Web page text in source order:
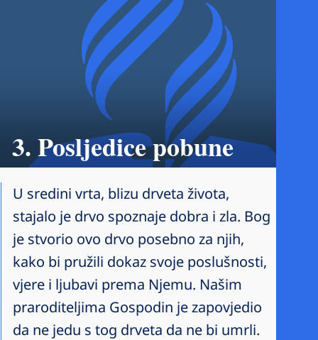
3. Posljedice pobune
U sredini vrta, blizu drveta života,
stajalo je drvo spoznaje dobra i zla. Bog
je stvorio ovo drvo posebno za njih,
kako bi pružili dokaz svoje poslušnosti,
vjere i ljubavi prema Njemu. Našim
praroditeljima Gospodin je zapovjedio
da ne jedu s tog drveta da ne bi umrli.